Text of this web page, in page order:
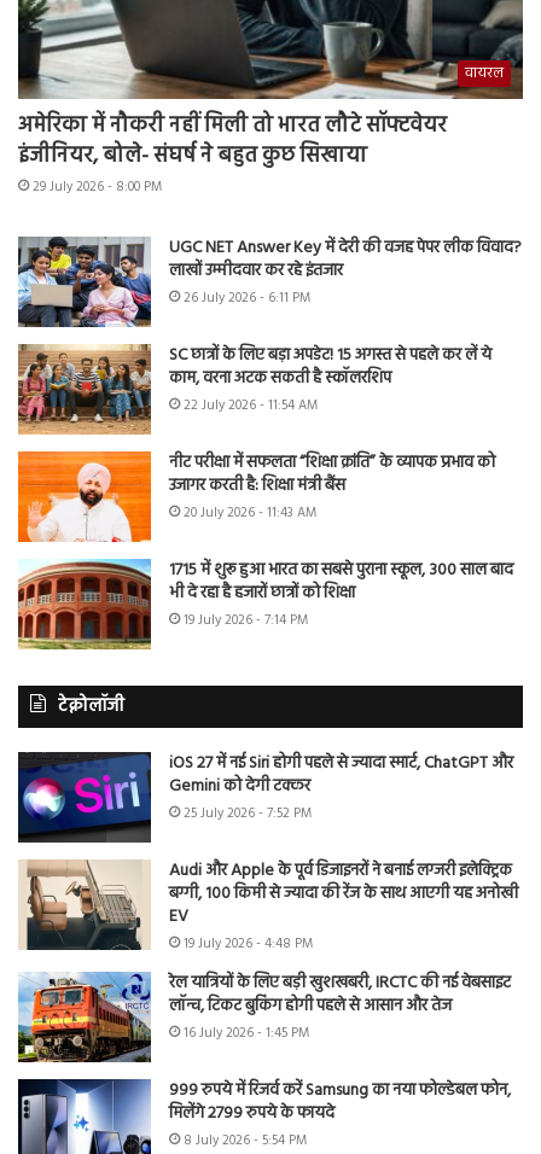
वायरल
अमेरिका में नौकरी नहीं मिली तो भारत लौटे सॉफ्टवेयर
इंजीनियर, बोले- संघर्ष ने बहुत कुछ सिखाया
29 July 2026 - 8:00 PM
UGC NET Answer Key में देरी की वजह पेपर लीक विवाद?
लाखों उम्मीदवार कर रहे इंतजार
26 July 2026 - 6:11 PM
SC छात्रों के लिए बड़ा अपडेट! 15 अगस्त से पहले कर लें ये
काम, वरना अटक सकती है स्कॉलरशिप
22 July 2026 - 11:54 AM
नीट परीक्षा में सफलता “शिक्षा क्रांति” के व्यापक प्रभाव को
उजागर करती है: शिक्षा मंत्री बैंस
20 July 2026 - 11:43 AM
1715 में शुरू हुआ भारत का सबसे पुराना स्कूल, 300 साल बाद
भी दे रहा है हजारों छात्रों को शिक्षा
19 July 2026 - 7:14 PM
टेक्नोलॉजी
iOS 27 में नई Siri होगी पहले से ज्यादा स्मार्ट, ChatGPT और
Gemini को देगी टक्कर
25 July 2026 - 7:52 PM
Audi और Apple के पूर्व डिजाइनरों ने बनाई लग्जरी इलेक्ट्रिक
बग्गी, 100 किमी से ज्यादा की रेंज के साथ आएगी यह अनोखी
EV
19 July 2026 - 4:48 PM
रेल यात्रियों के लिए बड़ी खुशखबरी, IRCTC की नई वेबसाइट
लॉन्च, टिकट बुकिंग होगी पहले से आसान और तेज
16 July 2026 - 1:45 PM
999 रुपये में रिजर्व करें Samsung का नया फोल्डेबल फोन,
मिलेंगे 2799 रुपये के फायदे
8 July 2026 - 5:54 PM